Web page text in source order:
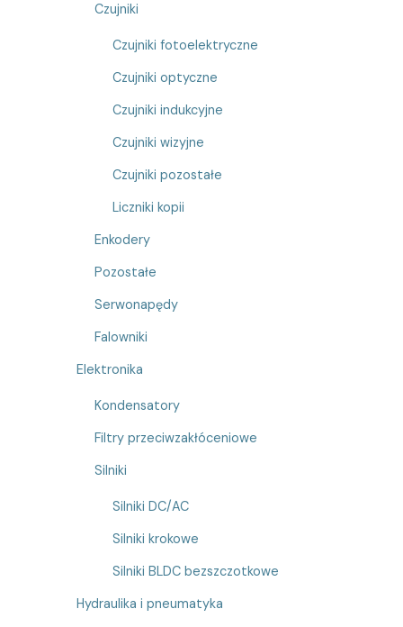
Czujniki
Czujniki fotoelektryczne
Czujniki optyczne
Czujniki indukcyjne
Czujniki wizyjne
Czujniki pozostałe
Liczniki kopii
Enkodery
Pozostałe
Serwonapędy
Falowniki
Elektronika
Kondensatory
Filtry przeciwzakłóceniowe
Silniki
Silniki DC/AC
Silniki krokowe
Silniki BLDC bezszczotkowe
Hydraulika i pneumatyka